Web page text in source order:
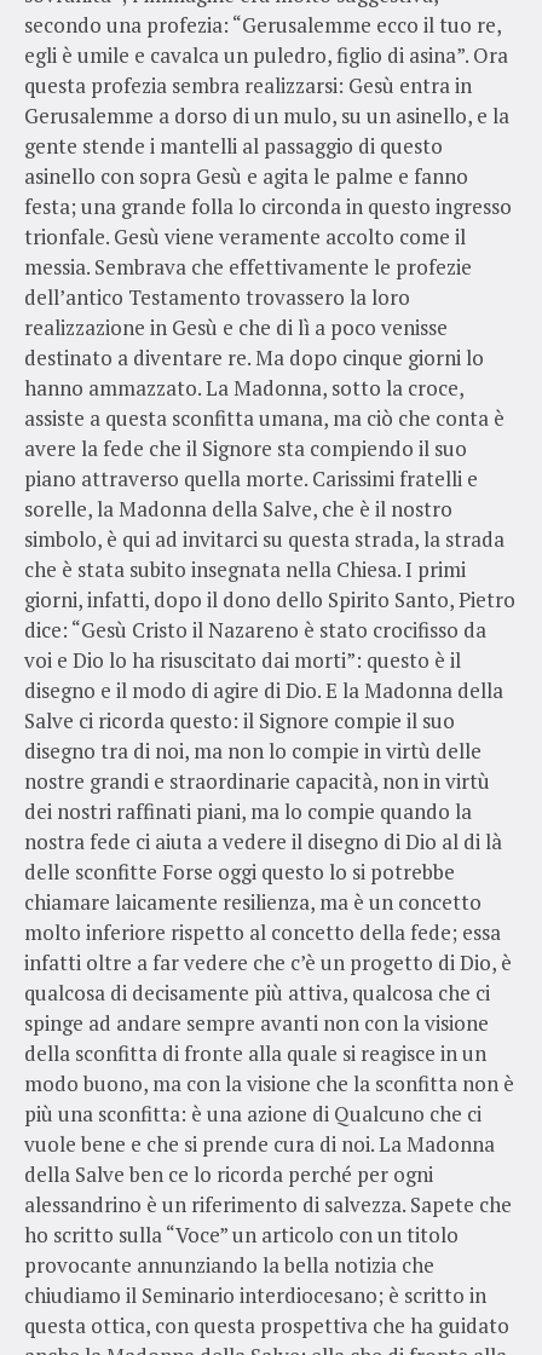
secondo una profezia: “Gerusalemme ecco il tuo re,
egli è umile e cavalca un puledro, figlio di asina”. Ora
questa profezia sembra realizzarsi: Gesù entra in
Gerusalemme a dorso di un mulo, su un asinello, e la
gente stende i mantelli al passaggio di questo
asinello con sopra Gesù e agita le palme e fanno
festa; una grande folla lo circonda in questo ingresso
trionfale. Gesù viene veramente accolto come il
messia. Sembrava che effettivamente le profezie
dell’antico Testamento trovassero la loro
realizzazione in Gesù e che di lì a poco venisse
destinato a diventare re. Ma dopo cinque giorni lo
hanno ammazzato. La Madonna, sotto la croce,
assiste a questa sconfitta umana, ma ciò che conta è
avere la fede che il Signore sta compiendo il suo
piano attraverso quella morte. Carissimi fratelli e
sorelle, la Madonna della Salve, che è il nostro
simbolo, è qui ad invitarci su questa strada, la strada
che è stata subito insegnata nella Chiesa. I primi
giorni, infatti, dopo il dono dello Spirito Santo, Pietro
dice: “Gesù Cristo il Nazareno è stato crocifisso da
voi e Dio lo ha risuscitato dai morti”: questo è il
disegno e il modo di agire di Dio. E la Madonna della
Salve ci ricorda questo: il Signore compie il suo
disegno tra di noi, ma non lo compie in virtù delle
nostre grandi e straordinarie capacità, non in virtù
dei nostri raffinati piani, ma lo compie quando la
nostra fede ci aiuta a vedere il disegno di Dio al di là
delle sconfitte Forse oggi questo lo si potrebbe
chiamare laicamente resilienza, ma è un concetto
molto inferiore rispetto al concetto della fede; essa
infatti oltre a far vedere che c’è un progetto di Dio, è
qualcosa di decisamente più attiva, qualcosa che ci
spinge ad andare sempre avanti non con la visione
della sconfitta di fronte alla quale si reagisce in un
modo buono, ma con la visione che la sconfitta non è
più una sconfitta: è una azione di Qualcuno che ci
vuole bene e che si prende cura di noi. La Madonna
della Salve ben ce lo ricorda perché per ogni
alessandrino è un riferimento di salvezza. Sapete che
ho scritto sulla “Voce” un articolo con un titolo
provocante annunziando la bella notizia che
chiudiamo il Seminario interdiocesano; è scritto in
questa ottica, con questa prospettiva che ha guidato